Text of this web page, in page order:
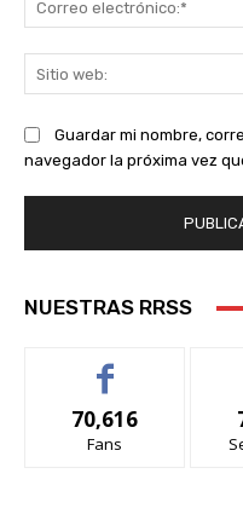
Guardar mi nombre,
navegador la próxima vez
NUESTRAS RRSS
70,616
Fans